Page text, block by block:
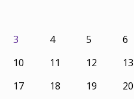
3
4 5 6
10
11 12 13
17
18 19 20